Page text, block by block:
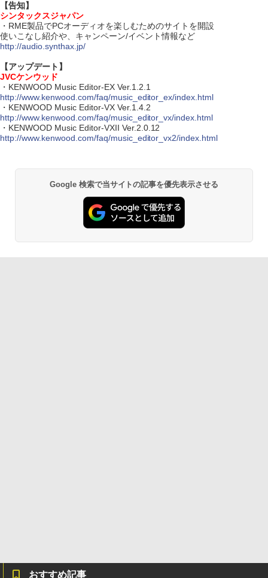
【告知】
シンタックスジャパン
・RME製品でPCオーディオを楽しむためのサイトを開設
使いこなし紹介や、キャンペーン/イベント情報など
http://audio.synthax.jp/
【アップデート】
JVCケンウッド
・KENWOOD Music Editor-EX Ver.1.2.1
http://www.kenwood.com/faq/music_editor_ex/index.html
・KENWOOD Music Editor-VX Ver.1.4.2
http://www.kenwood.com/faq/music_editor_vx/index.html
・KENWOOD Music Editor-VXII Ver.2.0.12
http://www.kenwood.com/faq/music_editor_vx2/index.html
Google 検索で当サイトの記事を優先表示させる
おすすめ記事